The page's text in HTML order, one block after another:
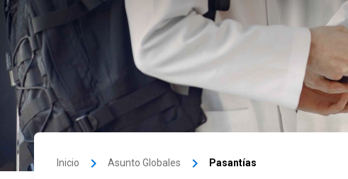
Inicio keyboard_arrow_right Asunto Globales keyboard_arrow_right Pasantías